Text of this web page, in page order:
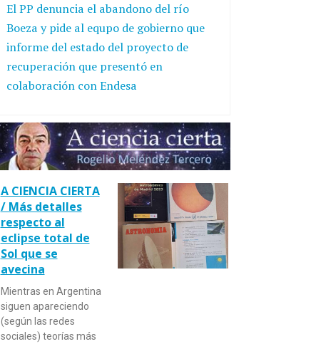
El PP denuncia el abandono del río
Boeza y pide al equpo de gobierno que
informe del estado del proyecto de
recuperación que presentó en
colaboración con Endesa
A CIENCIA CIERTA
/ Más detalles
respecto al
eclipse total de
Sol que se
avecina
Mientras en Argentina
siguen apareciendo
(según las redes
sociales) teorías más